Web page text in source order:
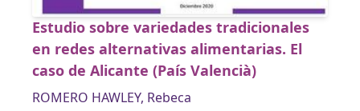
Estudio sobre variedades tradicionales
en redes alternativas alimentarias. El
caso de Alicante (País Valencià)
ROMERO HAWLEY, Rebeca